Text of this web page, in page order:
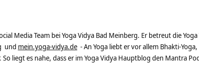
Media Team bei Yoga Vidya Bad Meinberg. Er betreut die
und mein.yoga-vidya.de - An Yoga liebt er vor allem Bhakti-
liegt es nahe, dass er im Yoga Vidya Hauptblog den Mantra